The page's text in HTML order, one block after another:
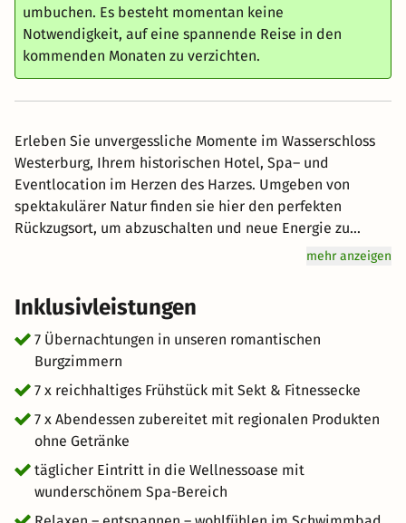
umbuchen. Es besteht momentan keine
Notwendigkeit, auf eine spannende Reise in den
kommenden Monaten zu verzichten.
Erleben Sie unvergessliche Momente im Wasserschloss
Westerburg, Ihrem historischen Hotel, Spa– und
Eventlocation im Herzen des Harzes. Umgeben von
spektakulärer Natur finden sie hier den perfekten
Rückzugsort, um abzuschalten und neue Energie zu
tanken. Bei schönem Wetter genießen Sie Ihre
Sie erhalten freien Zugang zu zwei exklusiven
Wellnessbereichen: Dem Galerie Spa mit
Schwimmbecken, Whirlpool, Liegelandschaft und
Vitalbar sowie dem Romantik Spa mit Pool, Saunen und
Saunagarten. Der Huywald heute, ist ein Refugium für
Wanderer, Walker, Radfahrer und Reiter. Wer sich abseits
starkfrequentierter Touristenpfade betätigen möchte, ist
im Huy genau richtig. Die Hänge des Höhenzuges sowie
das Umland, sind traditionsreiche Obstanbaugebiete.
Aber auch für Kulturinteressierte gibt es neben dem
Kloster Huysburg einiges zu entdecken.
mehr anzeigen
Inklusivleistungen
7 Übernachtungen in unseren romantischen
Burgzimmern
7 x reichhaltiges Frühstück mit Sekt & Fitnessecke
7 x Abendessen zubereitet mit regionalen Produkten
ohne Getränke
täglicher Eintritt in die Wellnessoase mit
wunderschönem Spa-Bereich